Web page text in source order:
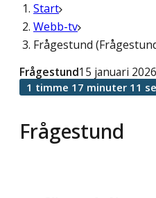
Start
Webb-tv
Frågestund
Frågestund
Frågestund15 januari 2026
1 timme 17 minuter 11